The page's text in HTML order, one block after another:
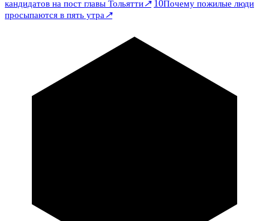
кандидатов на пост главы Тольятти↗ 10Почему пожилые люди
просыпаются в пять утра↗